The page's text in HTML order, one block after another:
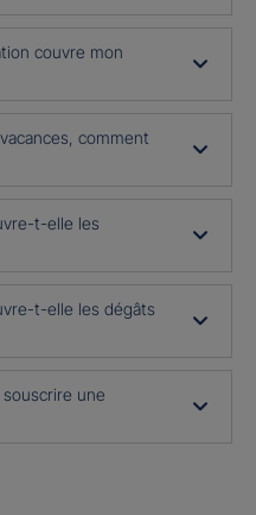
couvre mon
comment
t-elle les
t-elle les dégâts
une